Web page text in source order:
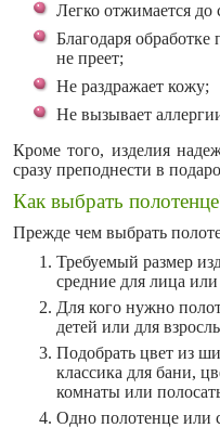
Легко отжимается до
Благодаря
не преет;
Не раздражает кожу;
Не вызывает
Кроме того, изделия
сразу преподнести в
Как выбрать
Прежде чем выбрать
Требуемый размер
средние для лица
Для кого нужно
детей или для
Подобрать цвет из
классика для бани,
комнаты или
Одно полотенце или